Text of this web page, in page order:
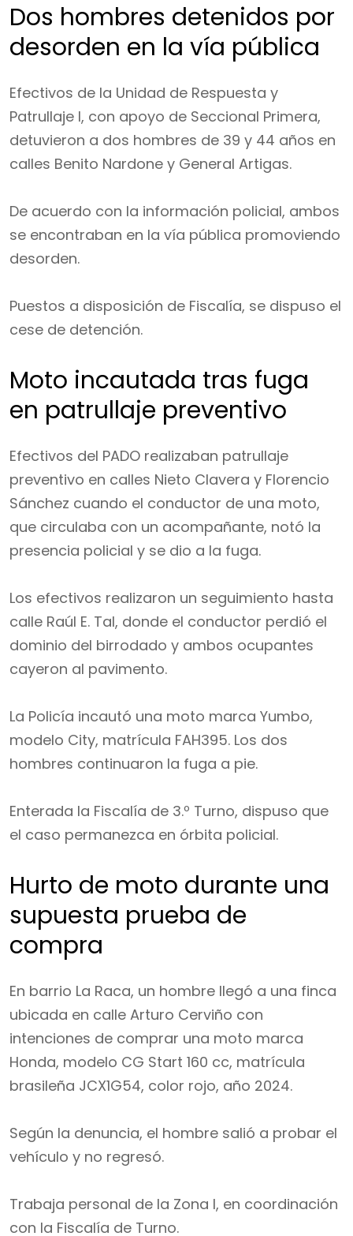
Dos hombres detenidos por
desorden en la vía pública
Efectivos de la Unidad de Respuesta y
Patrullaje I, con apoyo de Seccional Primera,
detuvieron a dos hombres de 39 y 44 años en
calles Benito Nardone y General Artigas.
De acuerdo con la información policial, ambos
se encontraban en la vía pública promoviendo
desorden.
Puestos a disposición de Fiscalía, se dispuso el
cese de detención.
Moto incautada tras fuga
en patrullaje preventivo
Efectivos del PADO realizaban patrullaje
preventivo en calles Nieto Clavera y Florencio
Sánchez cuando el conductor de una moto,
que circulaba con un acompañante, notó la
presencia policial y se dio a la fuga.
Los efectivos realizaron un seguimiento hasta
calle Raúl E. Tal, donde el conductor perdió el
dominio del birrodado y ambos ocupantes
cayeron al pavimento.
La Policía incautó una moto marca Yumbo,
modelo City, matrícula FAH395. Los dos
hombres continuaron la fuga a pie.
Enterada la Fiscalía de 3.º Turno, dispuso que
el caso permanezca en órbita policial.
Hurto de moto durante una
supuesta prueba de
compra
En barrio La Raca, un hombre llegó a una finca
ubicada en calle Arturo Cerviño con
intenciones de comprar una moto marca
Honda, modelo CG Start 160 cc, matrícula
brasileña JCX1G54, color rojo, año 2024.
Según la denuncia, el hombre salió a probar el
vehículo y no regresó.
Trabaja personal de la Zona I, en coordinación
con la Fiscalía de Turno.